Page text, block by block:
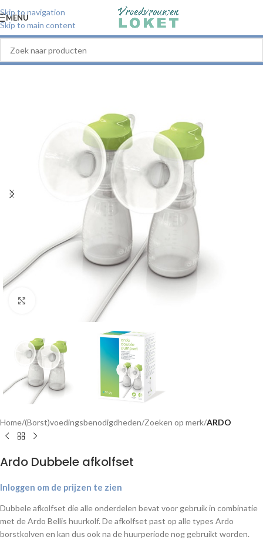
Skip to navigation
Skip to main content
MENU
Klik om te vergroten
Home (Borst)voedingsbenodigdheden Zoeken op merk ARDO
Ardo Dubbele afkolfset
Inloggen om de prijzen te zien
Dubbele afkolfset die alle onderdelen bevat voor gebruik in combinatie
met de Ardo Bellis huurkolf. De afkolfset past op alle types Ardo
borstkolven en kan dus ook na de huurperiode nog gebruikt worden.